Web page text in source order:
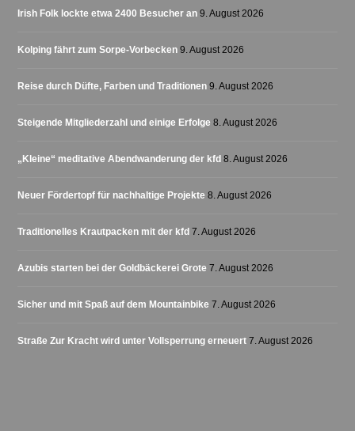
Irish Folk lockte etwa 2400 Besucher an 9. August 2026
Kolping fährt zum Sorpe-Vorbecken 9. August 2026
Reise durch Düfte, Farben und Traditionen 9. August 2026
Steigende Mitgliederzahl und einige Erfolge 8. August 2026
„Kleine“ meditative Abendwanderung der kfd 8. August 2026
Neuer Fördertopf für nachhaltige Projekte 8. August 2026
Traditionelles Krautpacken mit der kfd 7. August 2026
Azubis starten bei der Goldbäckerei Grote 7. August 2026
Sicher und mit Spaß auf dem Mountainbike 7. August 2026
Straße Zur Kracht wird unter Vollsperrung erneuert 7. August 2026